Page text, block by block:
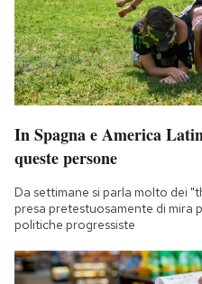
In Spagna e America
queste persone
Da settimane si parla molto dei
presa pretestuosamente di mira
politiche progressiste